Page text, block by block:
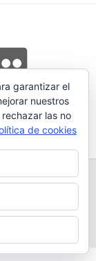
DE COOKIES
garantizar el
nuestros
las no
de cookies